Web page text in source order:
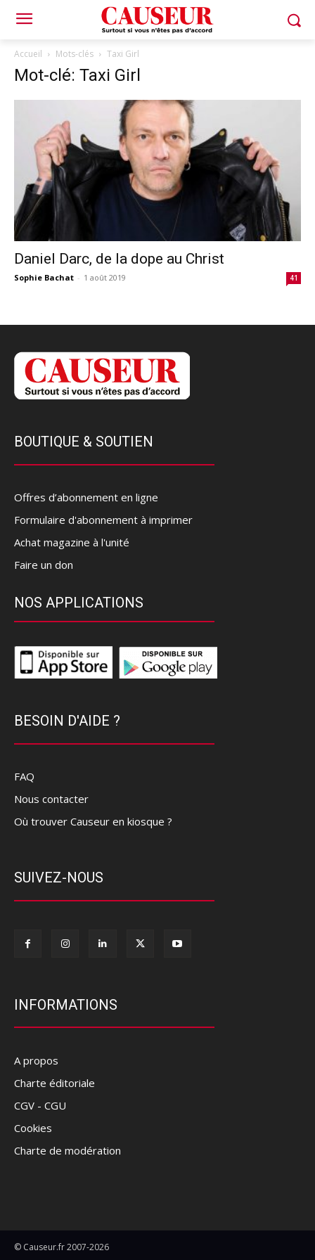
Accueil Mots-clés Taxi Girl
Mot-clé: Taxi Girl
Daniel Darc, de la dope au Christ
Sophie Bachat - 1 août 2019 41
BOUTIQUE & SOUTIEN
Offres d’abonnement en ligne
Formulaire d'abonnement à imprimer
Achat magazine à l'unité
Faire un don
NOS APPLICATIONS
BESOIN D'AIDE ?
FAQ
Nous contacter
Où trouver Causeur en kiosque ?
SUIVEZ-NOUS
INFORMATIONS
A propos
Charte éditoriale
CGV - CGU
Cookies
Charte de modération
© Causeur.fr 2007-2026